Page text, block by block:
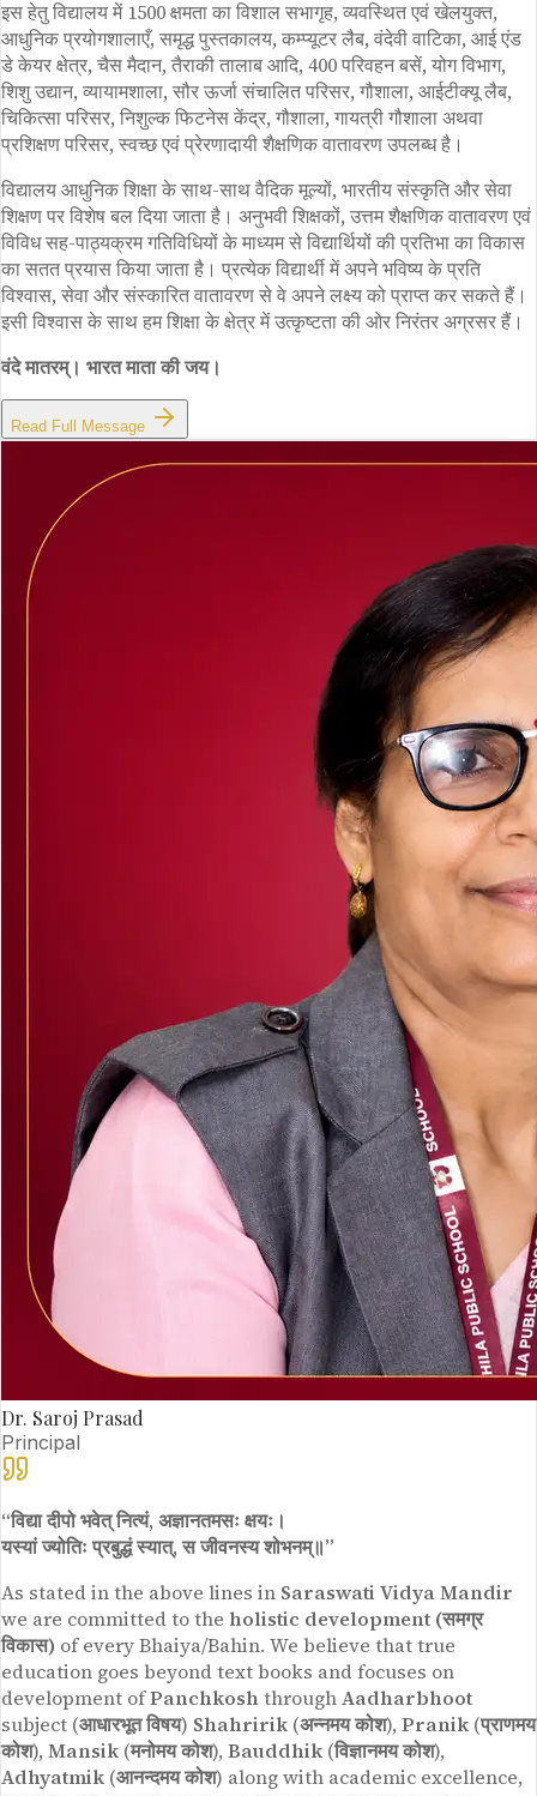
इस हेतु विद्यालय में 1500 क्षमता का विशाल सभागृह, व्यवस्थित एवं खेलयुक्त,
आधुनिक प्रयोगशालाएँ, समृद्ध पुस्तकालय, कम्प्यूटर लैब, वंदेवी वाटिका, आई एंड
डे केयर क्षेत्र, चैस मैदान, तैराकी तालाब आदि, 400 परिवहन बसें, योग विभाग,
शिशु उद्यान, व्यायामशाला, सौर ऊर्जा संचालित परिसर, गौशाला, आईटीक्यू लैब,
चिकित्सा परिसर, निशुल्क फिटनेस केंद्र, गौशाला, गायत्री गौशाला अथवा
प्रशिक्षण परिसर, स्वच्छ एवं प्रेरणादायी शैक्षणिक वातावरण उपलब्ध है।
विद्यालय आधुनिक शिक्षा के साथ-साथ वैदिक मूल्यों, भारतीय संस्कृति और सेवा
शिक्षण पर विशेष बल दिया जाता है। अनुभवी शिक्षकों, उत्तम शैक्षणिक वातावरण एवं
विविध सह-पाठ्यक्रम गतिविधियों के माध्यम से विद्यार्थियों की प्रतिभा का विकास
का सतत प्रयास किया जाता है। प्रत्येक विद्यार्थी में अपने भविष्य के प्रति
विश्वास, सेवा और संस्कारित वातावरण से वे अपने लक्ष्य को प्राप्त कर सकते हैं।
इसी विश्वास के साथ हम शिक्षा के क्षेत्र में उत्कृष्टता की ओर निरंतर अग्रसर हैं।
वंदे मातरम्। भारत माता की जय।
Read Full Message
Dr. Saroj Prasad
Principal
“विद्या दीपो भवेत् नित्यं, अज्ञानतमसः क्षयः।
यस्यां ज्योतिः प्रबुद्धं स्यात्, स जीवनस्य शोभनम्॥”
As stated in the above lines in Saraswati Vidya Mandir
we are committed to the holistic development (समग्र
विकास) of every Bhaiya/Bahin. We believe that true
education goes beyond text books and focuses on
development ofPanchkosh throughAadharbhoot
subject (आधारभूत विषय) Shahririk (अन्नमय कोश), Pranik (प्राणमय
कोश), Mansik (मनोमय कोश), Bauddhik (विज्ञानमय कोश),
Adhyatmik (आनन्दमय कोश) along with academic excellence,